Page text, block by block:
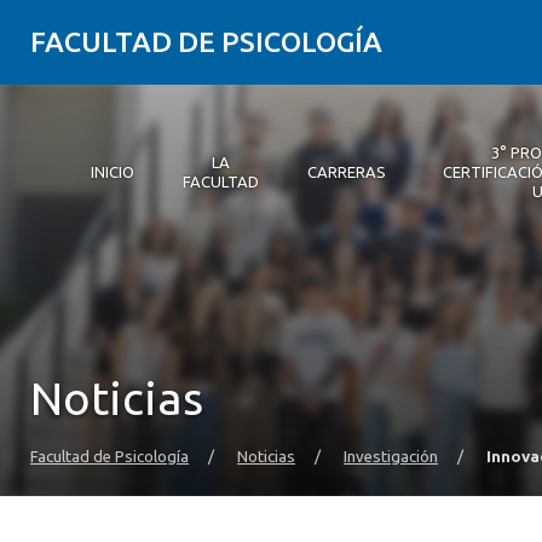
FACULTAD DE PSICOLOGÍA
INICIO
Inicio
LA
FACULTAD
La Facultad
CARRERAS
Carreras
3°
3° Proceso de Certificación | Psicología UDD
Postgrados y Educación Continua
Investigación
Vinculación con el medio
Alumni Psicología UDD
Servicio de Psicología Integral
Noticias
Facultad de Psicología / Noticias / Investigación /